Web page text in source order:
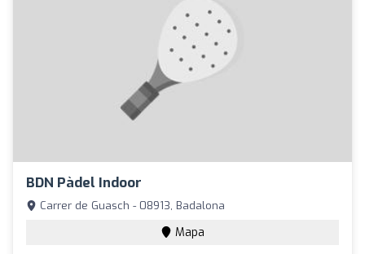
BDN Pàdel Indoor
Carrer de Guasch - 08913, Badalona
Mapa